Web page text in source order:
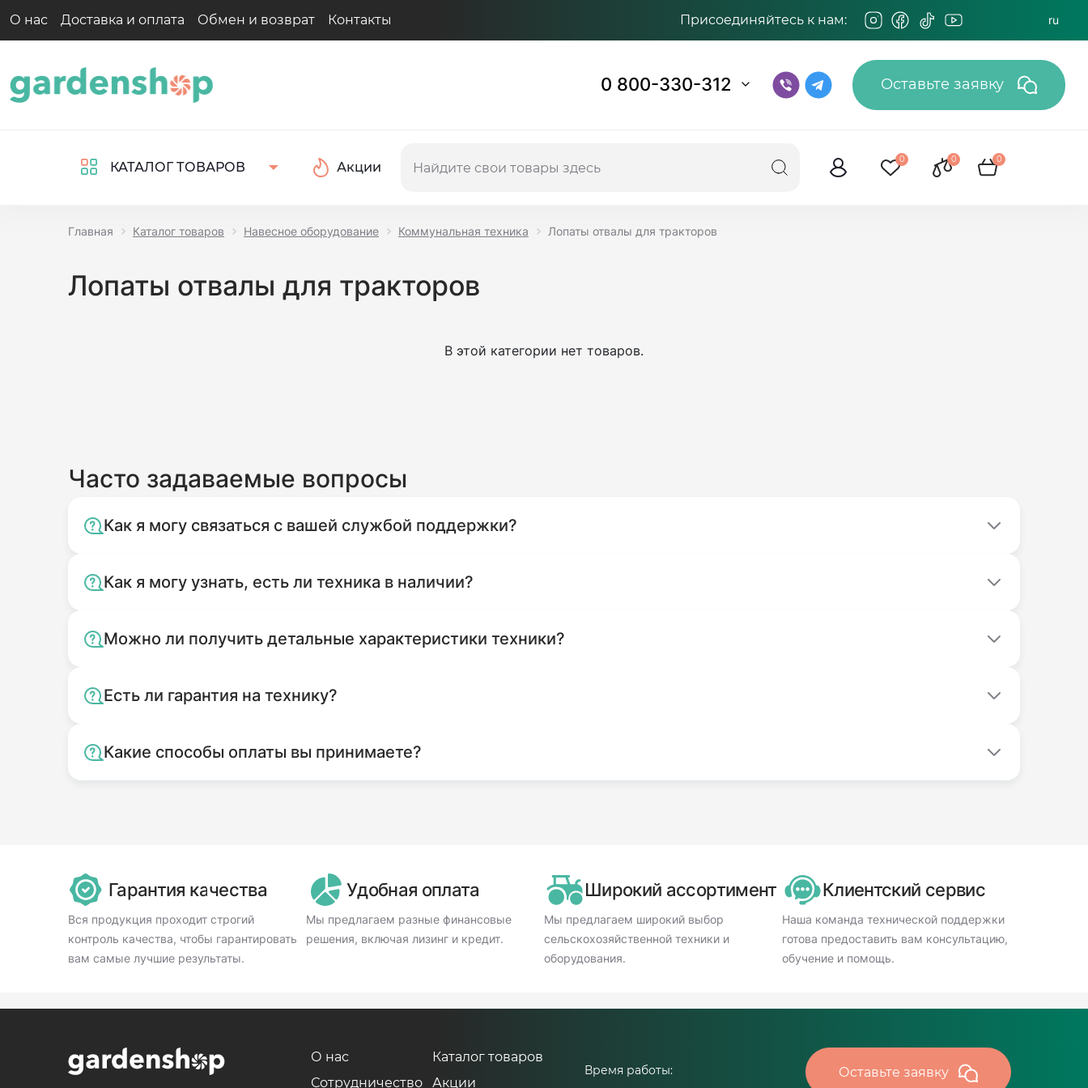
О нас Доставка и оплата Обмен и возврат Контакты Присоединяйтесь к нам: ru
0 800-330-312 Оставьте заявку
КАТАЛОГ ТОВАРОВ Акции
0 0 0
Главная Каталог товаров Навесное оборудование Коммунальная техника Лопаты отвалы для тракторов
Лопаты отвалы для тракторов
В этой категории нет товаров.
Часто задаваемые вопросы
Как я могу связаться с вашей службой поддержки?
Как я могу узнать, есть ли техника в наличии?
Можно ли получить детальные характеристики техники?
Есть ли гарантия на технику?
Какие способы оплаты вы принимаете?
Гарантия качества
Вся продукция проходит строгий
контроль качества, чтобы гарантировать
вам самые лучшие результаты.
Удобная оплата
Мы предлагаем разные финансовые
решения, включая лизинг и кредит.
Широкий ассортимент
Мы предлагаем широкий выбор
сельскохозяйственной техники и
оборудования.
Клиентский сервис
Наша команда технической поддержки
готова предоставить вам консультацию,
обучение и помощь.
О нас
Сотрудничество
Каталог товаров
Акции
Время работы: Оставьте заявку